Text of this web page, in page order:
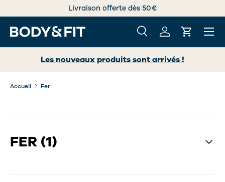
ALLER AU CONTENU
Livraison offerte dès 50€
Recherche
RechercheSe connecter
Panier
Menu
Les nouveaux produits sont arrivés !
Accueil Fer
FER (1)